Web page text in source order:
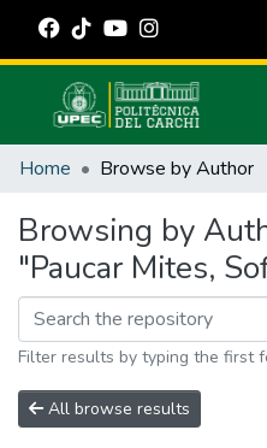
Communities & Collections
Estadísticas Externas
Manuales
Home Browse by Author
Browsing by
"Paucar Mites,
Filter results by typing the first
All browse results